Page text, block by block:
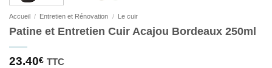
Accueil / Entretien et Rénovation / Le cuir
Patine et Entretien Cuir Acajou Bordeaux 250ml
23.40€ TTC